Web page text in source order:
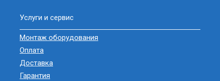
Услуги и сервис
Монтаж оборудования
Оплата
Доставка
Гарантия